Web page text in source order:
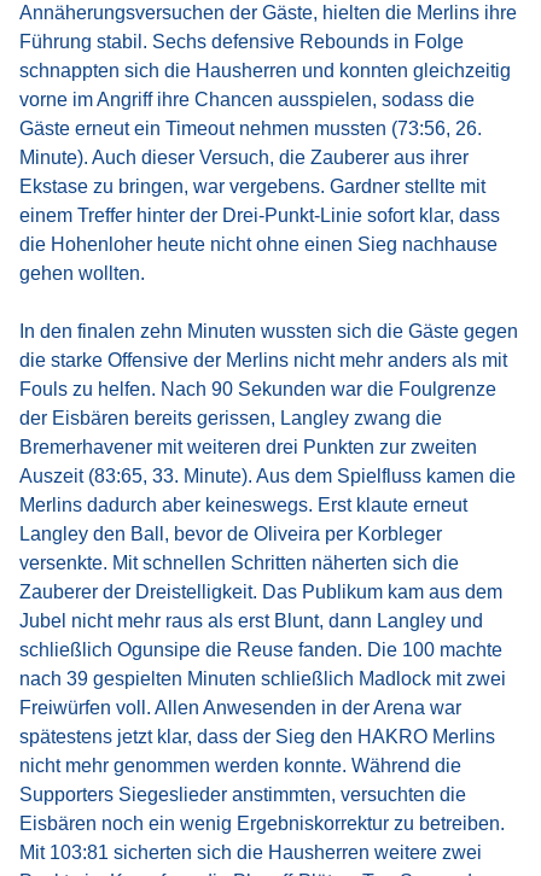
Annäherungsversuchen der Gäste, hielten die Merlins ihre
Führung stabil. Sechs defensive Rebounds in Folge
schnappten sich die Hausherren und konnten gleichzeitig
vorne im Angriff ihre Chancen ausspielen, sodass die
Gäste erneut ein Timeout nehmen mussten (73:56, 26.
Minute). Auch dieser Versuch, die Zauberer aus ihrer
Ekstase zu bringen, war vergebens. Gardner stellte mit
einem Treffer hinter der Drei-Punkt-Linie sofort klar, dass
die Hohenloher heute nicht ohne einen Sieg nachhause
gehen wollten.
In den finalen zehn Minuten wussten sich die Gäste gegen
die starke Offensive der Merlins nicht mehr anders als mit
Fouls zu helfen. Nach 90 Sekunden war die Foulgrenze
der Eisbären bereits gerissen, Langley zwang die
Bremerhavener mit weiteren drei Punkten zur zweiten
Auszeit (83:65, 33. Minute). Aus dem Spielfluss kamen die
Merlins dadurch aber keineswegs. Erst klaute erneut
Langley den Ball, bevor de Oliveira per Korbleger
versenkte. Mit schnellen Schritten näherten sich die
Zauberer der Dreistelligkeit. Das Publikum kam aus dem
Jubel nicht mehr raus als erst Blunt, dann Langley und
schließlich Ogunsipe die Reuse fanden. Die 100 machte
nach 39 gespielten Minuten schließlich Madlock mit zwei
Freiwürfen voll. Allen Anwesenden in der Arena war
spätestens jetzt klar, dass der Sieg den HAKRO Merlins
nicht mehr genommen werden konnte. Während die
Supporters Siegeslieder anstimmten, versuchten die
Eisbären noch ein wenig Ergebniskorrektur zu betreiben.
Mit 103:81 sicherten sich die Hausherren weitere zwei